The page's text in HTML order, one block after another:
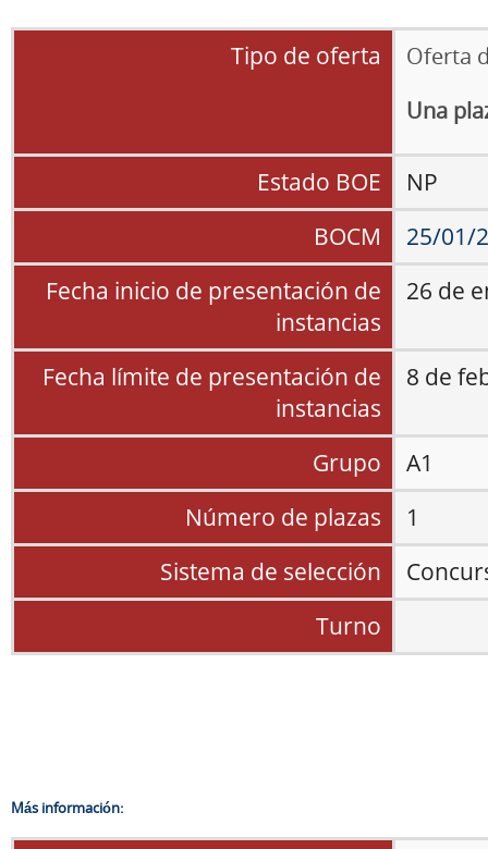
Tipo de oferta
Oferta
Una
Estado BOE
NP
BOCM
25/01/
Fecha inicio de presentación de
instancias
26 de
Fecha límite de presentación de
instancias
8 de
Grupo
A1
Número de plazas
1
Sistema de selección
Turno
Más información: